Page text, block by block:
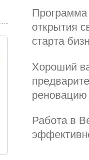
открытия
старта
Хороший
Работа в